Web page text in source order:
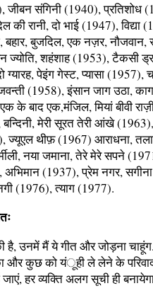
संगिनी (1940), प्रतिशोध
की रानी, दो भाई (1947),
बहार, बुजदिल, एक नज़र,
ज्योति, शहंशाह (1953), टैकसी
पेइंग गेस्ट, प्यासा (1957),
(1958), इंसान जाग उठा,
के बाद एक,मंजिल, मियां बीवी
मेरी सूरत तेरी आंखे
ज्यूएल थीफ़ (1967) आराधना,
नया जमाना, तेरे मेरे सपने
(1937), प्रेम नगर,
(1976), त्याग (1977).
है, उनमें मैं ये गीत और जोड़ना
और कुछ को यंूही ले लेने के
हर व्यक्ति अलग सूची ही